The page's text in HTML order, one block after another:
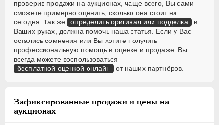
проверив продажи на аукционах, чаще всего, Вы сами
сможете примерно оценить, сколько она стоит на
сегодня. Так же определить оригинал или подделка в
Ваших руках, должна помочь наша статья. Если у Вас
остались сомнения или Вы хотите получить
профессиональную помощь в оценке и продаже, Вы
всегда можете воспользоваться
бесплатной оценкой онлайн от наших партнёров.
Зафиксированные продажи и цены на
аукционах